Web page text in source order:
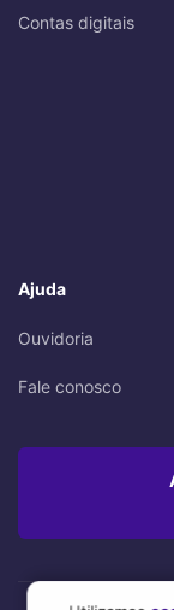
Contas digitais
Ajuda
Ouvidoria
Fale conosco